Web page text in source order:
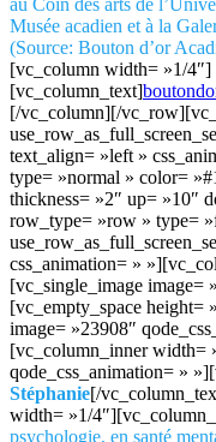
au Coin des arts de
Musée acadien et à la
(Source: Bouton d’or
[vc_column width= »1/4″]
[vc_column_text]
[/vc_column][/
text_align= »left »
type= »normal » color=
thickness= »2″ up= »10″
row_type= »row » type=
css_animation= »
[vc_single_image image=
[vc_empty_space height=
image= »23908″
[vc_column_inner width=
qode_css_animation= »
Stéphanie[/
width= »1/
psychologie, en santé